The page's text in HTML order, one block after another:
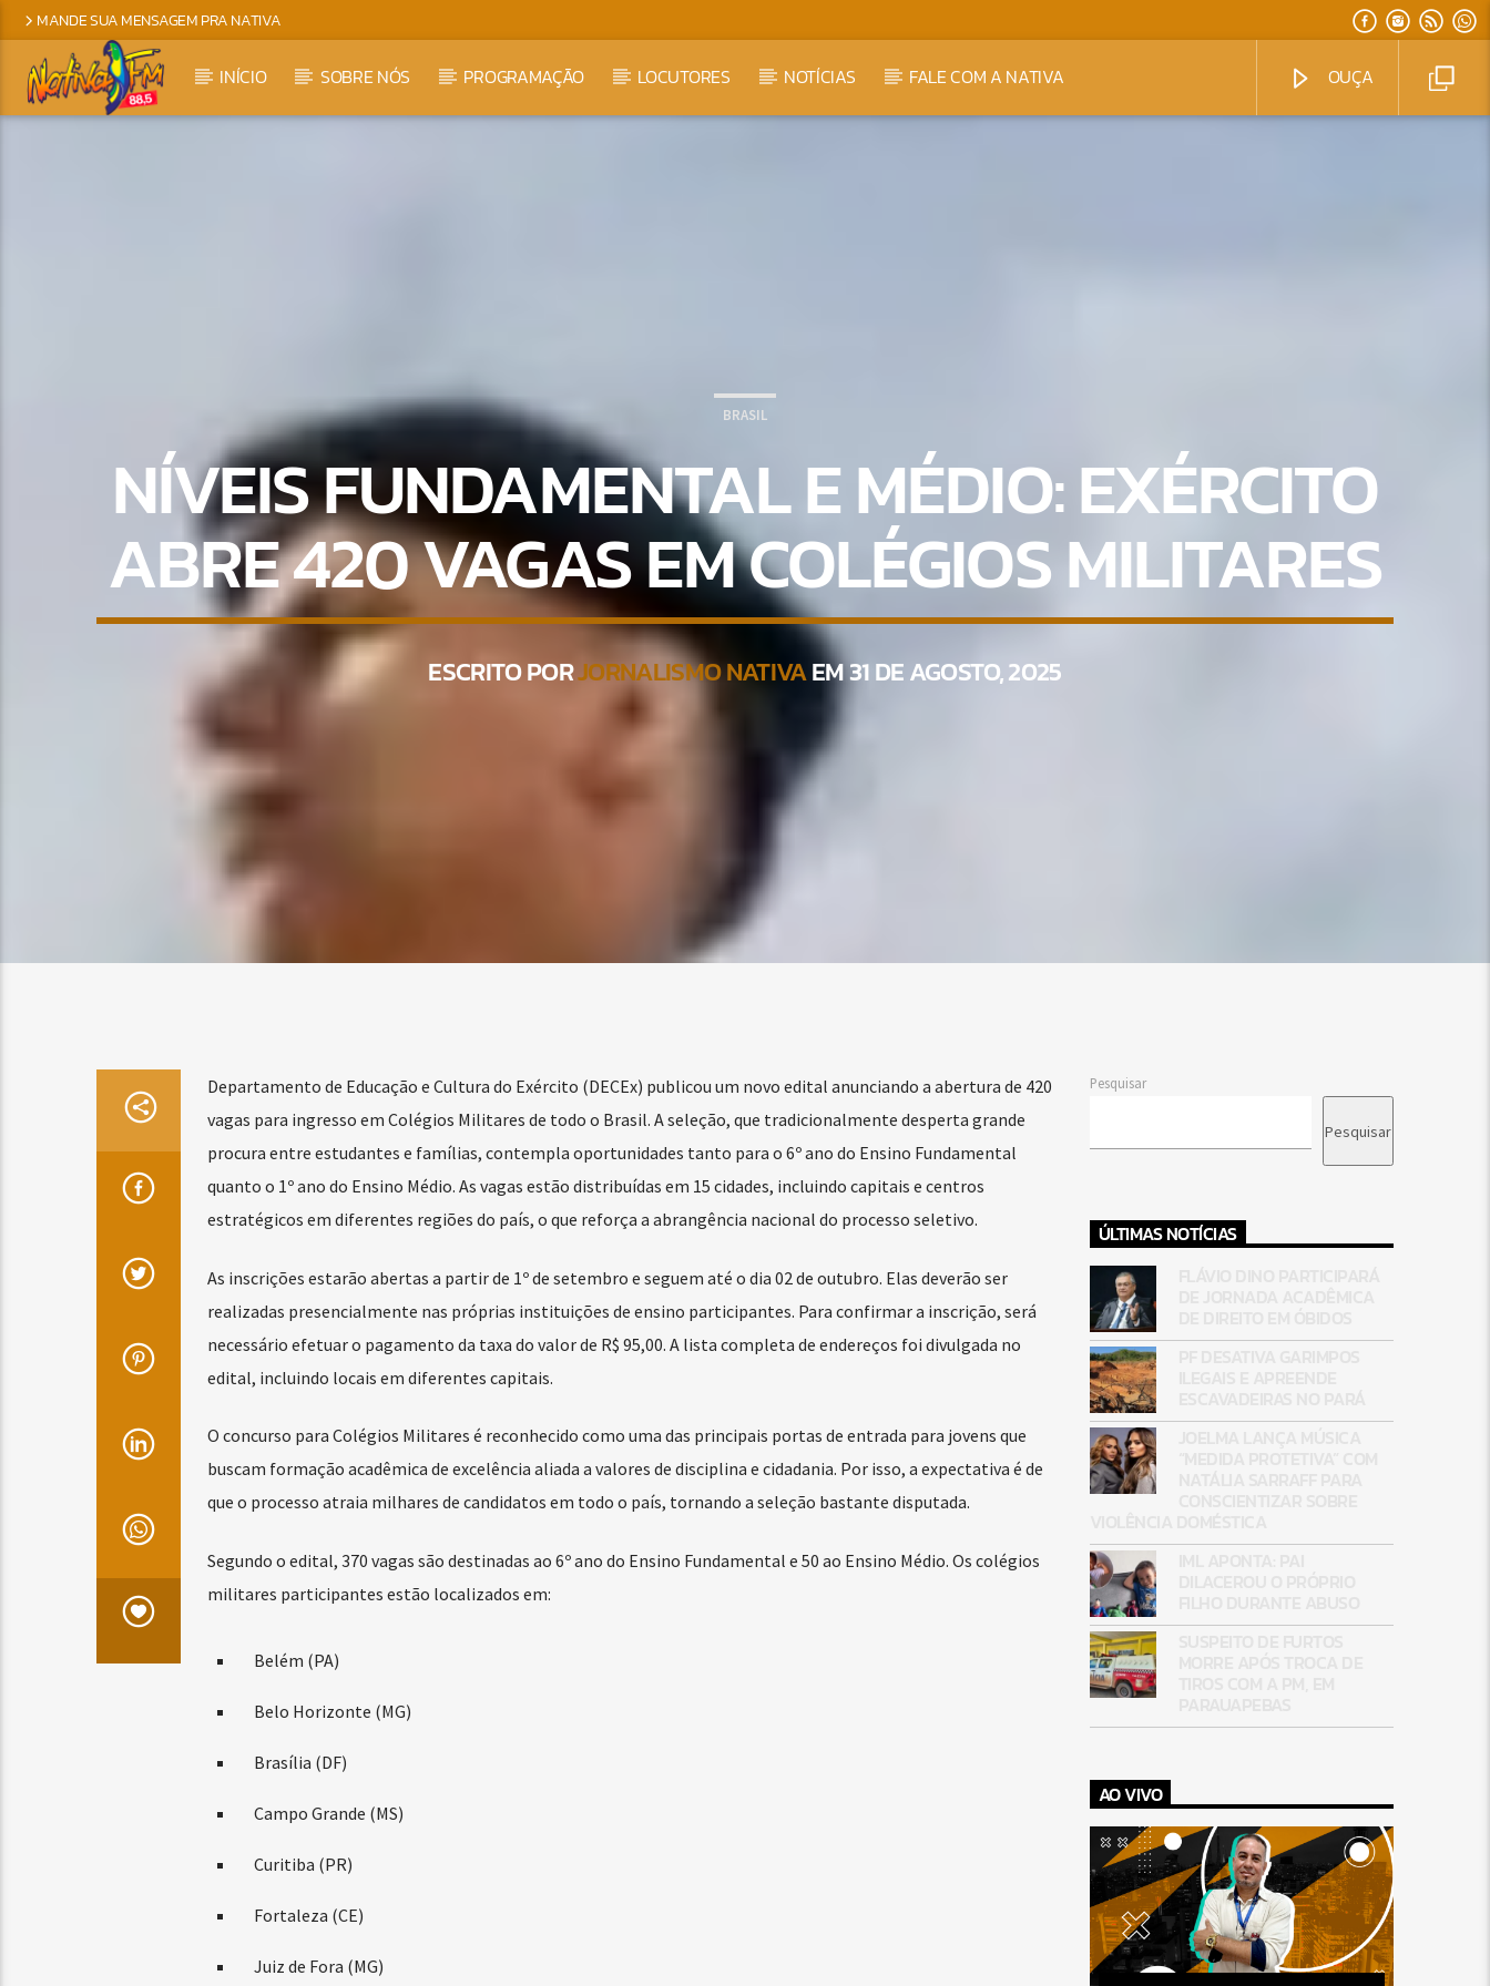
MANDE SUA MENSAGEM PRA NATIVA
INÍCIO SOBRE NÓS PROGRAMAÇÃO LOCUTORES NOTÍCIAS FALE COM A NATIVA OUÇA
BRASIL
NÍVEIS FUNDAMENTAL E MÉDIO: EXÉRCITO
ABRE 420 VAGAS EM COLÉGIOS MILITARES
ESCRITO PORJORNALISMO NATIVAEM 31 DE AGOSTO, 2025
Departamento de Educação e Cultura do Exército (DECEx) publicou um novo edital anunciando a abertura de 420
vagas para ingresso em Colégios Militares de todo o Brasil. A seleção, que tradicionalmente desperta grande
procura entre estudantes e famílias, contempla oportunidades tanto para o 6º ano do Ensino Fundamental
quanto o 1º ano do Ensino Médio. As vagas estão distribuídas em 15 cidades, incluindo capitais e centros
estratégicos em diferentes regiões do país, o que reforça a abrangência nacional do processo seletivo.
As inscrições estarão abertas a partir de 1º de setembro e seguem até o dia 02 de outubro. Elas deverão ser
realizadas presencialmente nas próprias instituições de ensino participantes. Para confirmar a inscrição, será
necessário efetuar o pagamento da taxa do valor de R$ 95,00. A lista completa de endereços foi divulgada no
edital, incluindo locais em diferentes capitais.
O concurso para Colégios Militares é reconhecido como uma das principais portas de entrada para jovens que
buscam formação acadêmica de excelência aliada a valores de disciplina e cidadania. Por isso, a expectativa é de
que o processo atraia milhares de candidatos em todo o país, tornando a seleção bastante disputada.
Segundo o edital, 370 vagas são destinadas ao 6º ano do Ensino Fundamental e 50 ao Ensino Médio. Os colégios
militares participantes estão localizados em:
Belém (PA)
Belo Horizonte (MG)
Brasília (DF)
Campo Grande (MS)
Curitiba (PR)
Fortaleza (CE)
Juiz de Fora (MG)
Pesquisar
Pesquisar
ÚLTIMAS NOTÍCIAS
AO VIVO